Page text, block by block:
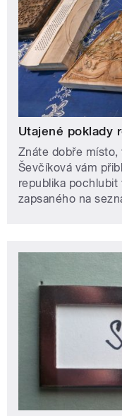
Utajené poklady
Znáte dobře
Ševčíková vám
republika
zapsaného na